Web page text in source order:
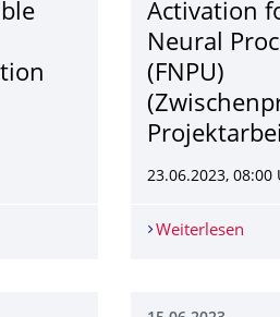
Implementation of an
Activation
Neural
(FNPU)
23.06.2023, 08:00
Weiterlesen